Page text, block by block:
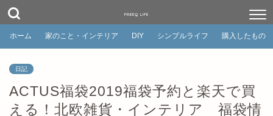
FREEQ LIFE
ホーム 家のこと・インテリア DIY シンプルライフ 購入したもの
日記
ACTUS福袋2019福袋予約と楽天で買
える！北欧雑貨・インテリア 福袋情